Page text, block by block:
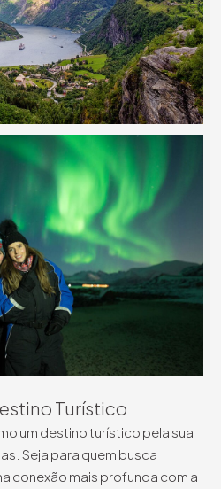
Turístico
um destino turístico pela sua
Seja para quem busca
conexão mais profunda com a